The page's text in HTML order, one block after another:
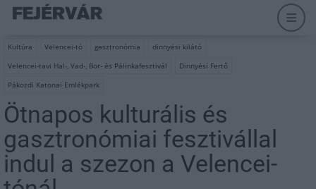
Kultúra Velencei-tó gasztronómia
dinnyési kilátó
Velencei-tavi Hal-, Vad-, Bor- és Pálinkafesztivál
Dinnyési Fertő
Pákozdi Katonai Emlékpark
Ötnapos kulturális és
gasztronómiai fesztivállal
indul a szezon a Velencei-